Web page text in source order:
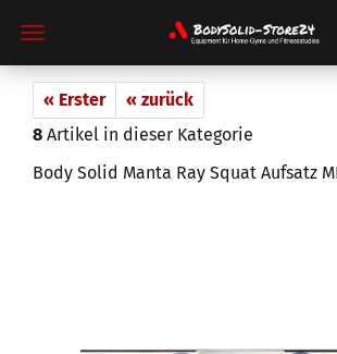
« Erster
« zurück
8 Artikel in dieser Kategorie
Body Solid Manta Ray Squat Aufsatz